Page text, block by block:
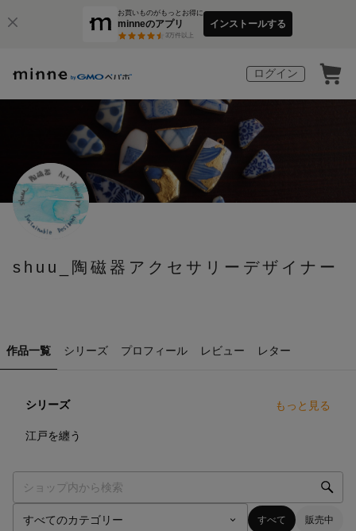
お買いものがもっとお得に
minneのアプリ
3万件以上
インストールする
ログイン
shuu_陶磁器アクセサリーデザイナー
作品一覧 シリーズ プロフィール レビュー レター
シリーズ もっと見る
江戸を纏う
すべて 販売中